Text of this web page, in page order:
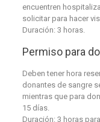
encuentren
solicitar para hacer
Duración: 3 horas.
Permiso para
Deben tener hora
donantes de sangre
mientras que para
15 días.
Duración: 3 horas